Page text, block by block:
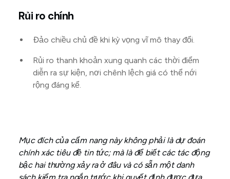
Rủi ro chính
Đảo chiều chủ đề khi kỳ vọng vĩ mô thay đổi.
Rủi ro thanh khoản xung quanh các thời điểm
diễn ra sự kiện, nơi chênh lệch giá có thể nới
rộng đáng kể.
Mục đích của cẩm nang này không phải là dự đoán
chính xác tiêu đề tin tức; mà là để biết các tác động
bậc hai thường xảy ra ở đâu và có sẵn một danh